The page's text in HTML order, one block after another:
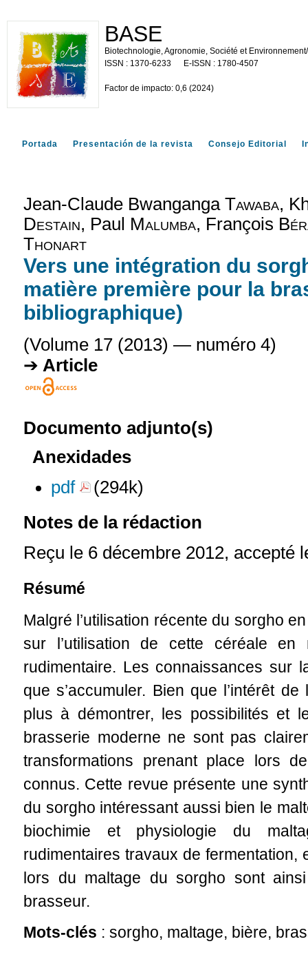
BASE
Biotechnologie, Agronomie, Société et
1370-6233
1780-4507
Factor de impacto: 0,6 (2024)
Portada Presentación de la revista Consejo Editorial
Jean-Claude Bwanganga Tawaba,
Destain, Paul Malumba, François
Thonart
Vers une intégration du
matière première pour la
bibliographique)
(Volume 17 (2013) — numéro 4)
Article
Documento adjunto(s)
Anexidades
pdf
(294k)
Notes de la rédaction
Reçu le 6 décembre 2012, accepté
Résumé
Malgré l’utilisation récente du sorgho
sur l’utilisation de cette céréale
rudimentaire. Les connaissances sur
que s’accumuler. Bien que l’intérêt
plus à démontrer, les possibilités et
brasserie moderne ne sont pas
transformations prenant place lors
connus. Cette revue présente une
du sorgho intéressant aussi bien le
biochimie et physiologie du
rudimentaires travaux de
lors du maltage du sorgho sont
brasseur.
Mots-clés : sorgho, maltage, bière,